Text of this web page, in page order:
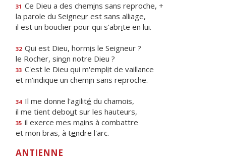
31 Ce Dieu a des chemins sans reproche, +
la parole du Seigneur est sans alliage,
il est un bouclier pour qui s'abrite en lui.
32 Qui est Dieu, hormis le Seigneur ?
le Rocher, sinon notre Dieu ?
33 C'est le Dieu qui m'emplit de vaillance
et m'indique un chemin sans reproche.
34 Il me donne l'agilité du chamois,
il me tient debout sur les hauteurs,
35 il exerce mes mains à combattre
et mon bras, à tendre l'arc.
ANTIENNE